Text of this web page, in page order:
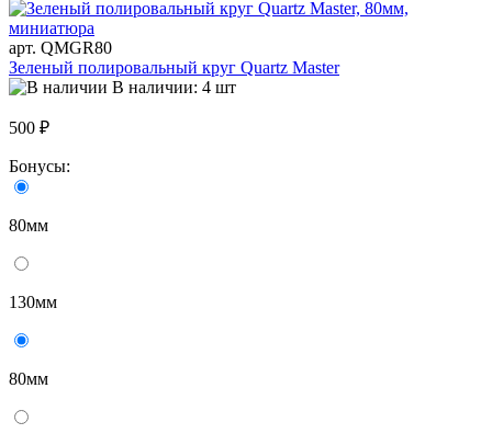
арт. QMGR80
Зеленый полировальный круг Quartz Master
В наличии: 4 шт
500 ₽
Бонусы:
80мм
130мм
80мм